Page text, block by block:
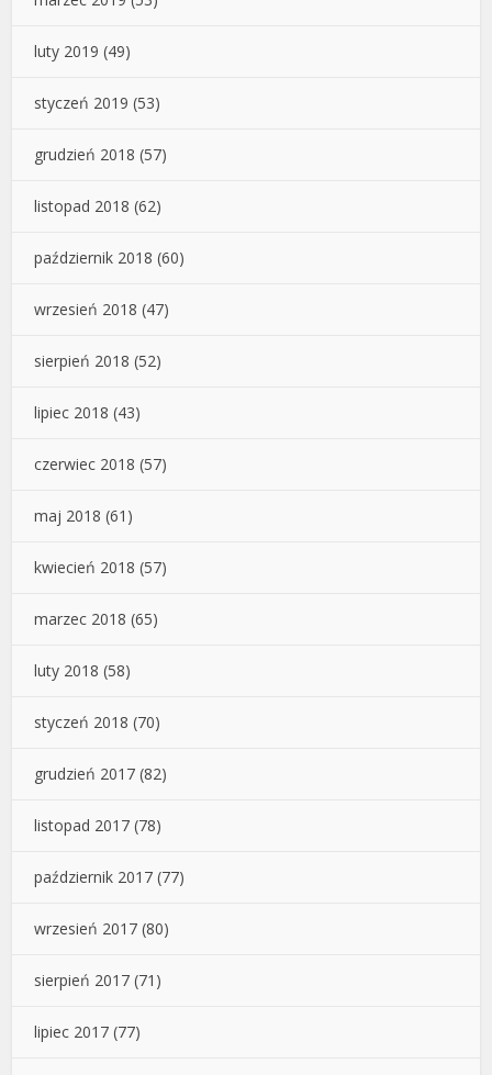
luty 2019 (49)
styczeń 2019 (53)
grudzień 2018 (57)
listopad 2018 (62)
październik 2018 (60)
wrzesień 2018 (47)
sierpień 2018 (52)
lipiec 2018 (43)
czerwiec 2018 (57)
maj 2018 (61)
kwiecień 2018 (57)
marzec 2018 (65)
luty 2018 (58)
styczeń 2018 (70)
grudzień 2017 (82)
listopad 2017 (78)
październik 2017 (77)
wrzesień 2017 (80)
sierpień 2017 (71)
lipiec 2017 (77)